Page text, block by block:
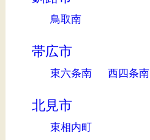
鳥取南
帯広市
東六条南 西四条南
北見市
東相内町